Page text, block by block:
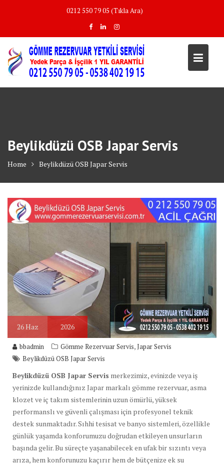
0212 550 79 05 (Tıkla Ara)
Beylikdüzü OSB Japar Servis
Home Beylikdüzü OSB Japar Servis
26Haz 2026
bbadmin Gömme Rezervuar Servis,Japar Servis
Beylikdüzü OSB Japar Servis
Beylikdüzü OSB Japar Servis merkezimiz, evinizde veya iş
yerinizde kullandığınız Japar markalı gömme rezervuar, asma
klozet ve iç takım sistemlerinin uzun ömürlü, yüksek
performanslı ve güvenli çalışması için profesyonel teknik
destek sunmaktadır. Sıhhi tesisat ve banyo sistemleri, özellikle
günlük yaşamda konforumuzu doğrudan etkileyen unsurların
başında gelir. Bu süreçte yaşanabilecek en ufak bir sızıntı veya
arıza, hem konforunuzu kaçırır hem de bütçenize ek su